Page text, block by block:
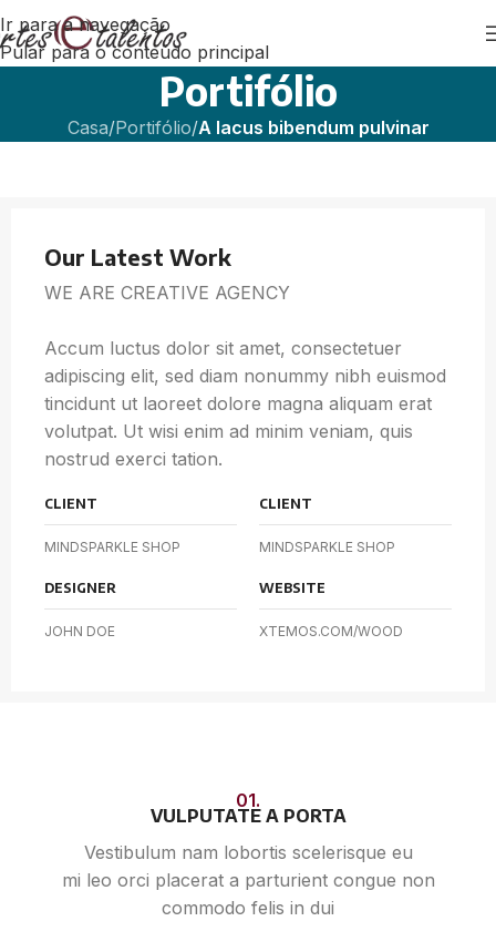
Ir para a navegação
Pular para o conteúdo principal
Portifólio
Casa/Portifólio/A lacus bibendum pulvinar
Our Latest Work
WE ARE CREATIVE AGENCY
Accum luctus dolor sit amet, consectetuer
adipiscing elit, sed diam nonummy nibh euismod
tincidunt ut laoreet dolore magna aliquam erat
volutpat. Ut wisi enim ad minim veniam, quis
nostrud exerci tation.
CLIENT
MINDSPARKLE SHOP
CLIENT
MINDSPARKLE SHOP
DESIGNER
JOHN DOE
WEBSITE
XTEMOS.COM/WOOD
01.
VULPUTATE A PORTA
Vestibulum nam lobortis scelerisque eu
mi leo orci placerat a parturient congue non
commodo felis in dui